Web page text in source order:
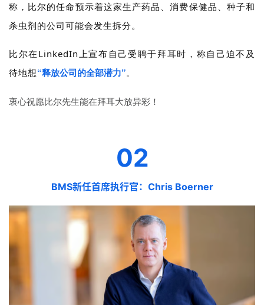
称，比尔的任命预示着这家生产药品、消费保健品、种子和
杀虫剂的公司可能会发生拆分。
比尔在LinkedIn上宣布自己受聘于拜耳时，称自己迫不及
待地想“释放公司的全部潜力”。
衷心祝愿比尔先生能在拜耳大放异彩！
02
BMS新任首席执行官：Chris Boerner